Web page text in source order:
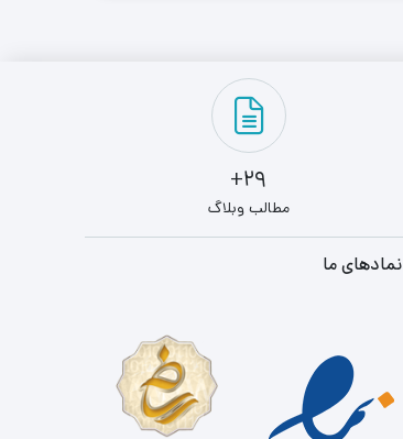
29+
مطالب وبلاگ
نمادهای ما